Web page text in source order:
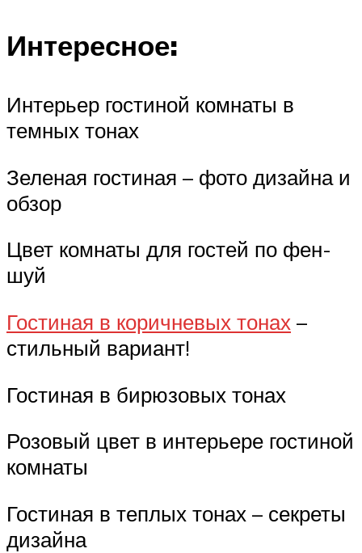
Интересное:
Интерьер гостиной комнаты в
темных тонах
Зеленая гостиная – фото дизайна и
обзор
Цвет комнаты для гостей по фен-
шуй
Гостиная в коричневых тонах –
стильный вариант!
Гостиная в бирюзовых тонах
Розовый цвет в интерьере гостиной
комнаты
Гостиная в теплых тонах – секреты
дизайна